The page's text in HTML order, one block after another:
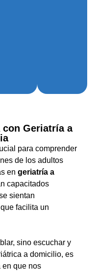
Geriatría a
para comprender
de los adultos
en geriatría a
capacitados
sientan
facilita un
sino escuchar y
a domicilio, es
en que nos